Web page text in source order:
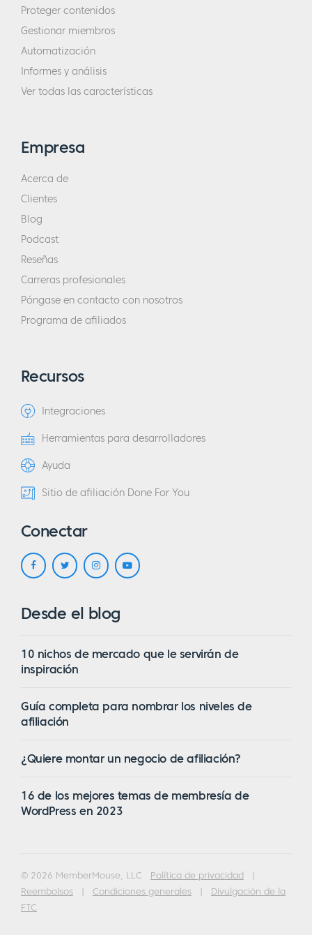
Proteger contenidos
Gestionar miembros
Automatización
Informes y análisis
Ver todas las características
Empresa
Acerca de
Clientes
Blog
Podcast
Reseñas
Carreras profesionales
Póngase en contacto con nosotros
Programa de afiliados
Recursos
Integraciones
Herramientas para desarrolladores
Ayuda
Sitio de afiliación Done For You
Conectar
Desde el blog
10 nichos de mercado que le servirán de
inspiración
Guía completa para nombrar los niveles de
afiliación
¿Quiere montar un negocio de afiliación?
16 de los mejores temas de membresía de
WordPress en 2023
© 2026 MemberMouse, LLC Política de privacidad
Reembolsos
Condiciones generales
Divulgación de la
FTC